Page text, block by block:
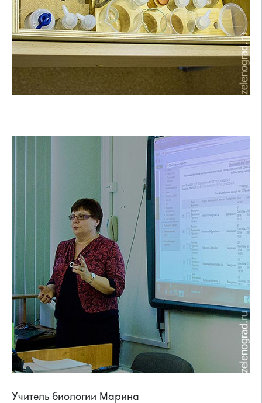
Учитель биологии Марина